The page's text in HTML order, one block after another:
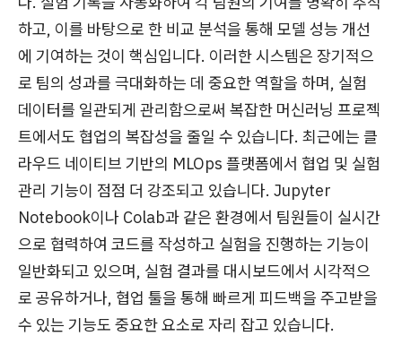
하고, 이를 바탕으로 한 비교 분석을 통해 모델 성능 개선
에 기여하는 것이 핵심입니다. 이러한 시스템은 장기적으
로 팀의 성과를 극대화하는 데 중요한 역할을 하며, 실험
데이터를 일관되게 관리함으로써 복잡한 머신러닝 프로젝
트에서도 협업의 복잡성을 줄일 수 있습니다. 최근에는 클
라우드 네이티브 기반의 MLOps 플랫폼에서 협업 및 실험
관리 기능이 점점 더 강조되고 있습니다. Jupyter
Notebook이나 Colab과 같은 환경에서 팀원들이 실시간
으로 협력하여 코드를 작성하고 실험을 진행하는 기능이
일반화되고 있으며, 실험 결과를 대시보드에서 시각적으
로 공유하거나, 협업 툴을 통해 빠르게 피드백을 주고받을
수 있는 기능도 중요한 요소로 자리 잡고 있습니다.